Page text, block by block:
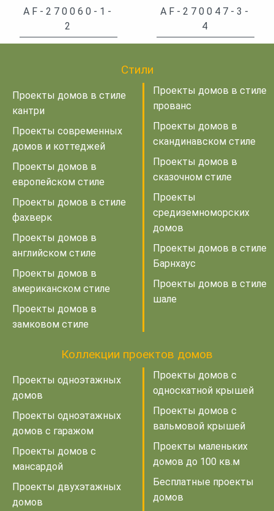
AF-270060-1-
2
AF-270047-3-
4
Стили
Проекты домов в стиле
кантри
Проекты современных
домов и коттеджей
Проекты домов в
европейском стиле
Проекты домов в стиле
фахверк
Проекты домов в
английском стиле
Проекты домов в
американском стиле
Проекты домов в
замковом стиле
Проекты домов в стиле
прованс
Проекты домов в
скандинавском стиле
Проекты домов в
сказочном стиле
Проекты
средиземноморских
домов
Проекты домов в стиле
Барнхаус
Проекты домов в стиле
шале
Коллекции проектов домов
Проекты одноэтажных
домов
Проекты одноэтажных
домов с гаражом
Проекты домов с
мансардой
Проекты двухэтажных
домов
Проекты домов с
односкатной крышей
Проекты домов с
вальмовой крышей
Проекты маленьких
домов до 100 кв.м
Бесплатные проекты
домов